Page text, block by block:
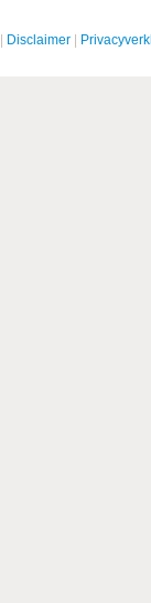
Disclaimer